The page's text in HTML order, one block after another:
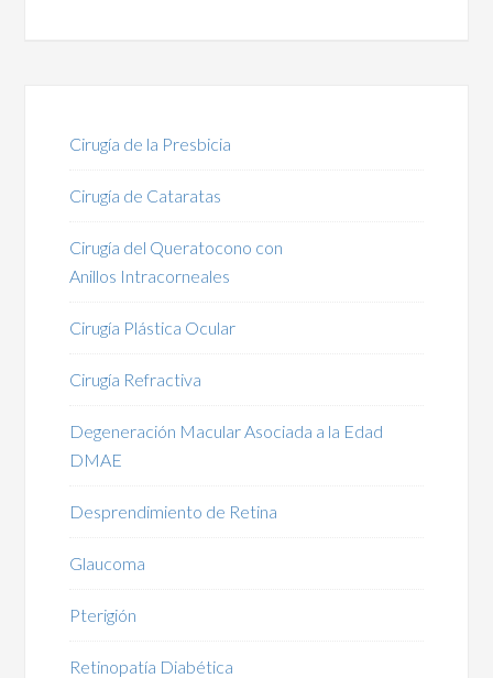
Cirugía de la Presbicia
Cirugía de Cataratas
Cirugía del Queratocono con
Anillos Intracorneales
Cirugía Plástica Ocular
Cirugía Refractiva
Degeneración Macular Asociada a la Edad
DMAE
Desprendimiento de Retina
Glaucoma
Pterigión
Retinopatía Diabética